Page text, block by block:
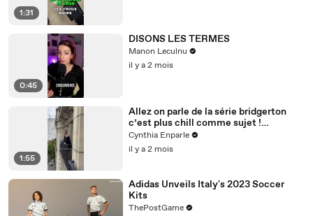
1:31
0:45
DISONS LES TERMES
Manon Leculnu
il y a 2 mois
1:55
Allez on parle de la série bridgerton
c’est plus chill comme sujet !
#histoire
Cynthia Enparle
il y a 2 mois
Adidas Unveils Italy's 2023 Soccer
Kits
ThePostGame